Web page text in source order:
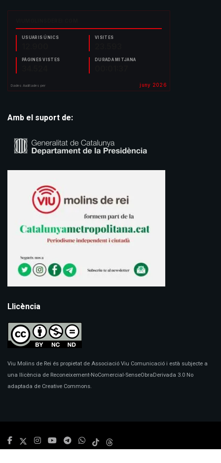
Amb el suport de:
Llicència
Viu Molins de Rei és propietat de Associació Viu Comunicació i està subjecte a
una llicència de Reconeixement-NoComercial-SenseObraDerivada 3.0 No
adaptada de Creative Commons.